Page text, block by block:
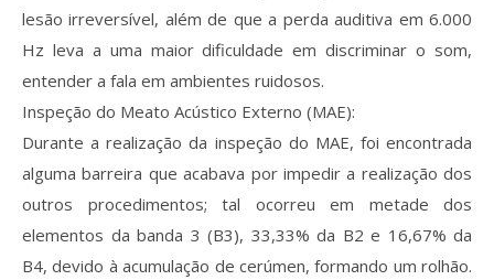
lesão irreversível, além de que a perda auditiva em 6.000
Hz leva a uma maior dificuldade em discriminar o som,
entender a fala em ambientes ruidosos.
Inspeção do Meato Acústico Externo (MAE):
Durante a realização da inspeção do MAE, foi encontrada
alguma barreira que acabava por impedir a realização dos
outros procedimentos; tal ocorreu em metade dos
elementos da banda 3 (B3), 33,33% da B2 e 16,67% da
B4, devido à acumulação de cerúmen, formando um rolhão.